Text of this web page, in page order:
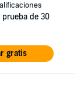
de 30
gratis